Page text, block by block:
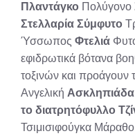
Πλαντάγκο Πολύγονο
Στελλαρία Σύμφυτο
Ύσσωπος Φτελιά
εφιδρωτικά βότανα
τοξινών και
Ανγελική Ασκληπιάδα
το διατρητόφυλλο
Τσιμισιφούγκα